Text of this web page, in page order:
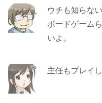
ウチも知らな
ボードゲーム
いよ。
主任もプレイ